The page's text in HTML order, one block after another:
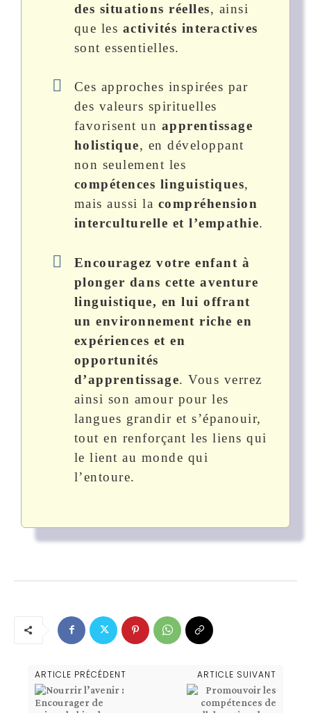
des situations réelles, ainsi
que les activités interactives
sont essentielles.
Ces approches inspirées par
des valeurs spirituelles
favorisent un apprentissage
holistique, en développant
non seulement les
compétences linguistiques,
mais aussi la compréhension
interculturelle et l’empathie.
Encouragez votre enfant à
plonger dans cette aventure
linguistique, en lui offrant
un environnement riche en
expériences et en
opportunités
d’apprentissage. Vous verrez
ainsi son amour pour les
langues grandir et s’épanouir,
tout en renforçant les liens qui
le lient au monde qui
l’entoure.
ARTICLE PRÉCÉDENT ARTICLE SUIVANT